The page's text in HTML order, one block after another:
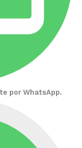
por WhatsApp.